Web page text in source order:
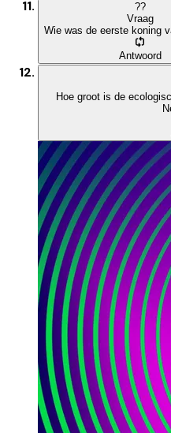
??
Vraag
Wie was de eerste koning
Antwoord
Hoe groot is de